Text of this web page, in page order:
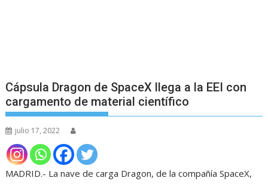
Cápsula Dragon de SpaceX llega a la EEI con
cargamento de material científico
julio 17, 2022
MADRID.- La nave de carga Dragon, de la compañía SpaceX,